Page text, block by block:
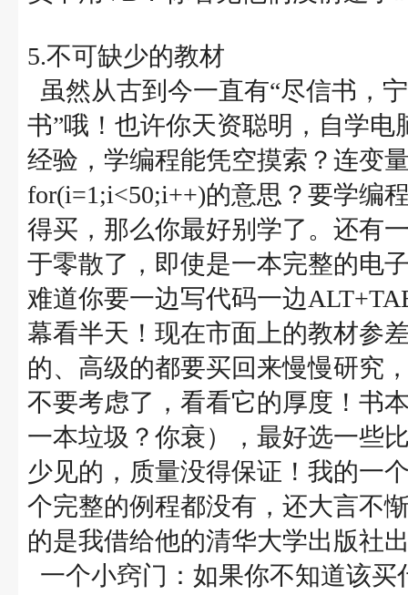
5.不可缺少的教材
虽然从古到今一直有“尽信书，
书”哦！也许你天资聪明，自学
经验，学编程能凭空摸索？连变
for(i=1;i<50;i++)的意思？要学编
得买，那么你最好别学了。还有
于零散了，即使是一本完整的电
难道你要一边写代码一边
幕看半天！现在市面上的教材参
的、高级的都要买回来慢慢研究
不要考虑了，看看它的厚度！书
一本垃圾？你衰），最好选一些
少见的，质量没得保证！我的一
个完整的例程都没有，还大言不
的是我借给他的清华大学出版社
一个小窍门：如果你不知道该